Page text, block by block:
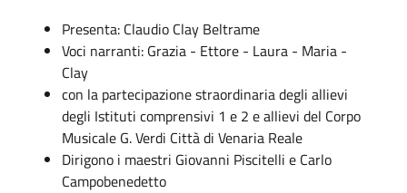
Presenta: Claudio Clay Beltrame
Voci narranti: Grazia - Ettore - Laura - Maria -
Clay
con la partecipazione straordinaria degli allievi
degli Istituti comprensivi 1 e 2 e allievi del Corpo
Musicale G. Verdi Città di Venaria Reale
Dirigono i maestri Giovanni Piscitelli e Carlo
Campobenedetto